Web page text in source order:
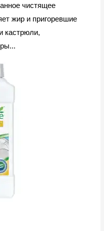
чистящее
жир и пригоревшие
кастрюли,